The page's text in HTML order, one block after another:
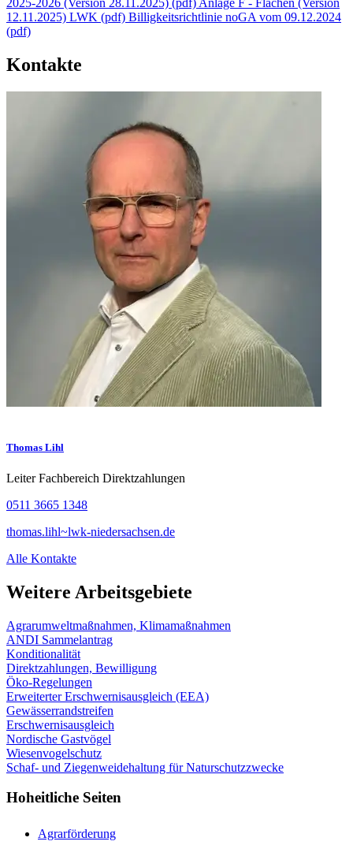
12.11.2025) LWK (pdf) Billigkeitsrichtlinie noGA vom 09.12.2024
(pdf)
Kontakte
Thomas Lihl
Leiter Fachbereich Direktzahlungen
0511 3665 1348
thomas.lihl~lwk-niedersachsen.de
Alle Kontakte
Weitere Arbeitsgebiete
Agrarumweltmaßnahmen, Klimamaßnahmen
ANDI Sammelantrag
Konditionalität
Direktzahlungen, Bewilligung
Öko-Regelungen
Erweiterter Erschwernisausgleich (EEA)
Gewässerrandstreifen
Erschwernisausgleich
Nordische Gastvögel
Wiesenvogelschutz
Schaf- und Ziegenweidehaltung für Naturschutzzwecke
Hoheitliche Seiten
Agrarförderung